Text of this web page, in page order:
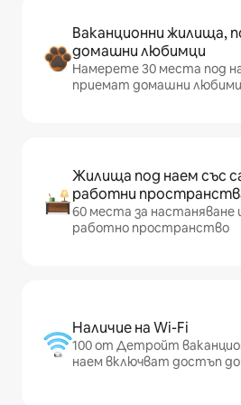
Ваканционни жилища,
домашни любимци
Намерете 30 места под
приемат домашни
Жилища под наем със
работни
60 места за настаняване
работно пространство
Наличие на Wi-Fi
100 от Детройт
наем включват достъп до